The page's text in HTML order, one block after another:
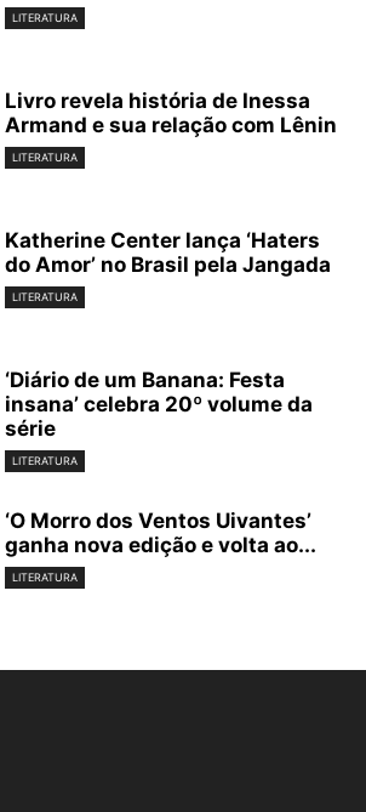
LITERATURA
Livro revela história de Inessa
Armand e sua relação com Lênin
LITERATURA
Katherine Center lança ‘Haters
do Amor’ no Brasil pela Jangada
LITERATURA
‘Diário de um Banana: Festa
insana’ celebra 20º volume da
série
LITERATURA
‘O Morro dos Ventos Uivantes’
ganha nova edição e volta ao...
LITERATURA